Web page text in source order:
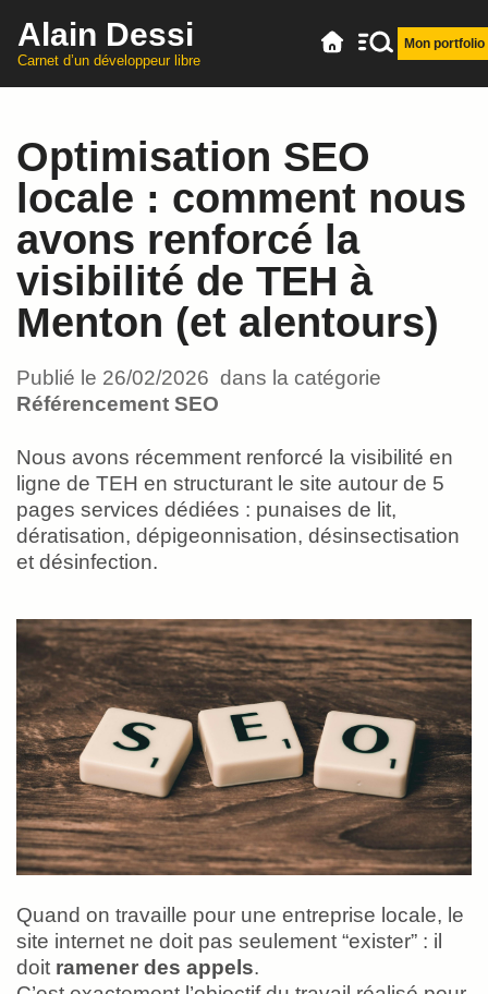
Alain Dessi
Carnet d’un développeur libre
Mon portfolio
Optimisation SEO
locale : comment nous
avons renforcé la
visibilité de TEH à
Menton (et alentours)
Publié le 26/02/2026 dans la catégorie
Référencement SEO
Nous avons récemment renforcé la visibilité en
ligne de TEH en structurant le site autour de 5
pages services dédiées : punaises de lit,
dératisation, dépigeonnisation, désinsectisation
et désinfection.
Quand on travaille pour une entreprise locale, le
site internet ne doit pas seulement “exister” : il
doit ramener des appels.